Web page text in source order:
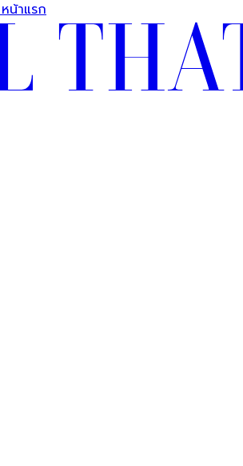
น้าแรก